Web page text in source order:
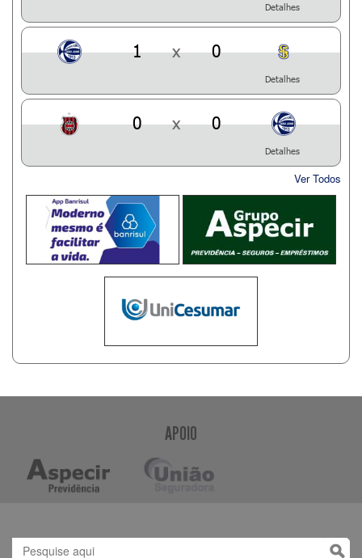
Detalhes
1 x 0
Detalhes
0 x 0
Detalhes
Ver Todos
APOIO